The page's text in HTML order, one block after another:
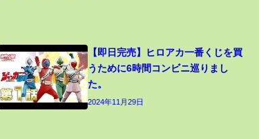
【即日完売】ヒロアカ一番くじを買
うために6時間コンビニ巡りまし
た。
2024年11月29日